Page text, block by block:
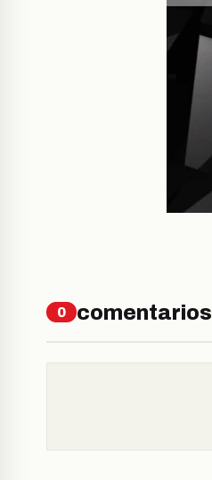
0 comentarios